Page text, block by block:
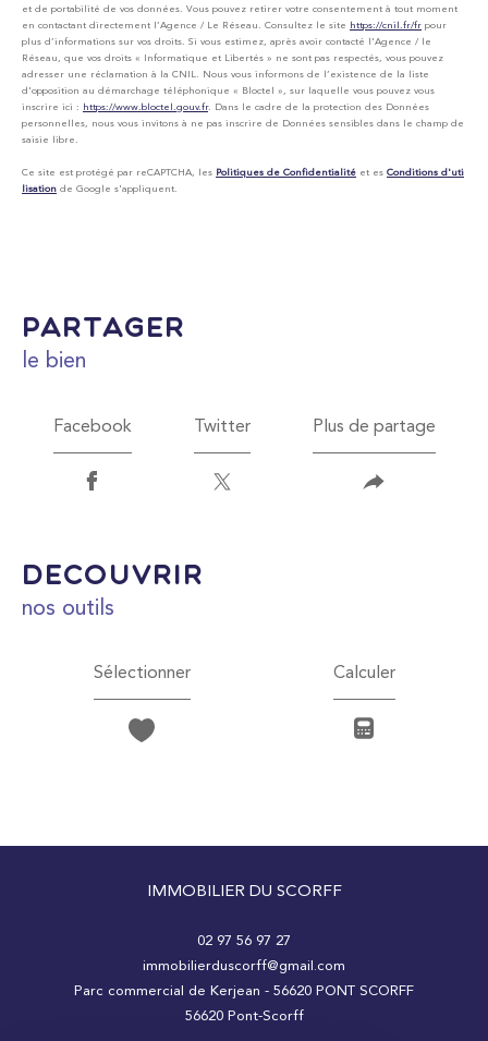
et de portabilité de vos données. Vous pouvez retirer votre consentement à tout moment
en contactant directement l’Agence / Le Réseau. Consultez le site https://cnil.fr/fr pour
plus d’informations sur vos droits. Si vous estimez, après avoir contacté l'Agence / le
Réseau, que vos droits « Informatique et Libertés » ne sont pas respectés, vous pouvez
adresser une réclamation à la CNIL. Nous vous informons de l’existence de la liste
d'opposition au démarchage téléphonique « Bloctel », sur laquelle vous pouvez vous
inscrire ici : https://www.bloctel.gouv.fr. Dans le cadre de la protection des Données
personnelles, nous vous invitons à ne pas inscrire de Données sensibles dans le champ de
saisie libre.
Ce site est protégé par reCAPTCHA, les Politiques de Confidentialité et es Conditions d'uti
lisation de Google s'appliquent.
partager
le bien
Facebook Twitter Plus de partage
découvrir
nos outils
Sélectionner Calculer
IMMOBILIER DU SCORFF
02 97 56 97 27
immobilierduscorff@gmail.com
Parc commercial de Kerjean - 56620 PONT SCORFF
56620
Pont-Scorff